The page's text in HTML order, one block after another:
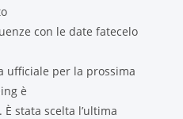
con le date fatecelo
ufficiale per la prossima
è
stata scelta l’ultima